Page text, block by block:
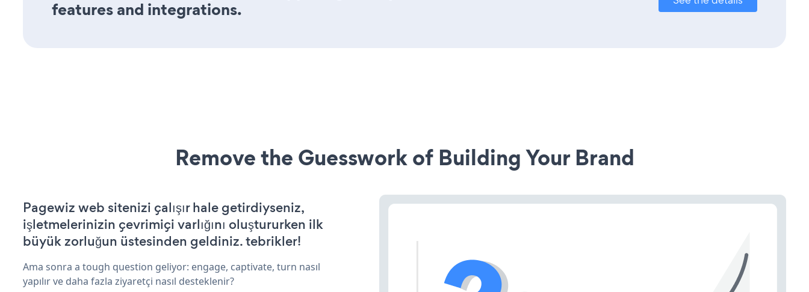
features and integrations.
Remove the Guesswork of Building Your Brand
Pagewiz web sitenizi çalışır hale getirdiyseniz,
işletmelerinizin çevrimiçi varlığını oluştururken ilk
büyük zorluğun üstesinden geldiniz. tebrikler!
Ama sonra a tough question geliyor: engage, captivate, turn nasıl
yapılır ve daha fazla ziyaretçi nasıl desteklenir?